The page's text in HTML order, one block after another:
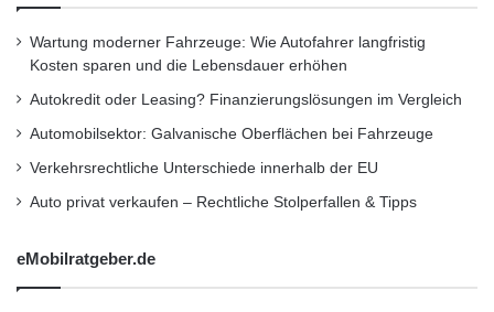
Verbrauch im WLTP-Fokus
Für die Verbrauchs- und Emissionsermittlung
h
a
n
o
r
Wartung moderner Fahrzeuge: Wie Autofahrer langfristig
Kosten sparen und die Lebensdauer erhöhen
Autokredit oder Leasing? Finanzierungslösungen im Vergleich
Automobilsektor: Galvanische Oberflächen bei Fahrzeuge
Verkehrsrechtliche Unterschiede innerhalb der EU
Auto privat verkaufen – Rechtliche Stolperfallen & Tipps
eMobilratgeber.de